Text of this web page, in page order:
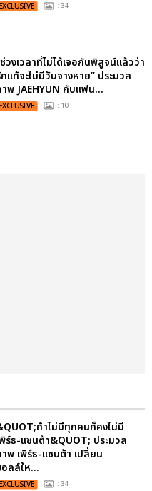
: 34
วงเวลาที่ไม่ได้เจอกันพิสูจน์แล้วว่า
แท้จะไม่มีวันจางหาย” ประมวล
พ JAEHYUN กับแฟน...
: 10
ถ้าไม่มีทุกคนก็คงไม่มี
ร์ธ-แซนต้า&QUOT; ประมวล
พ เพิร์ธ-แซนต้า เปลี่ยน
ลล์ให...
: 34